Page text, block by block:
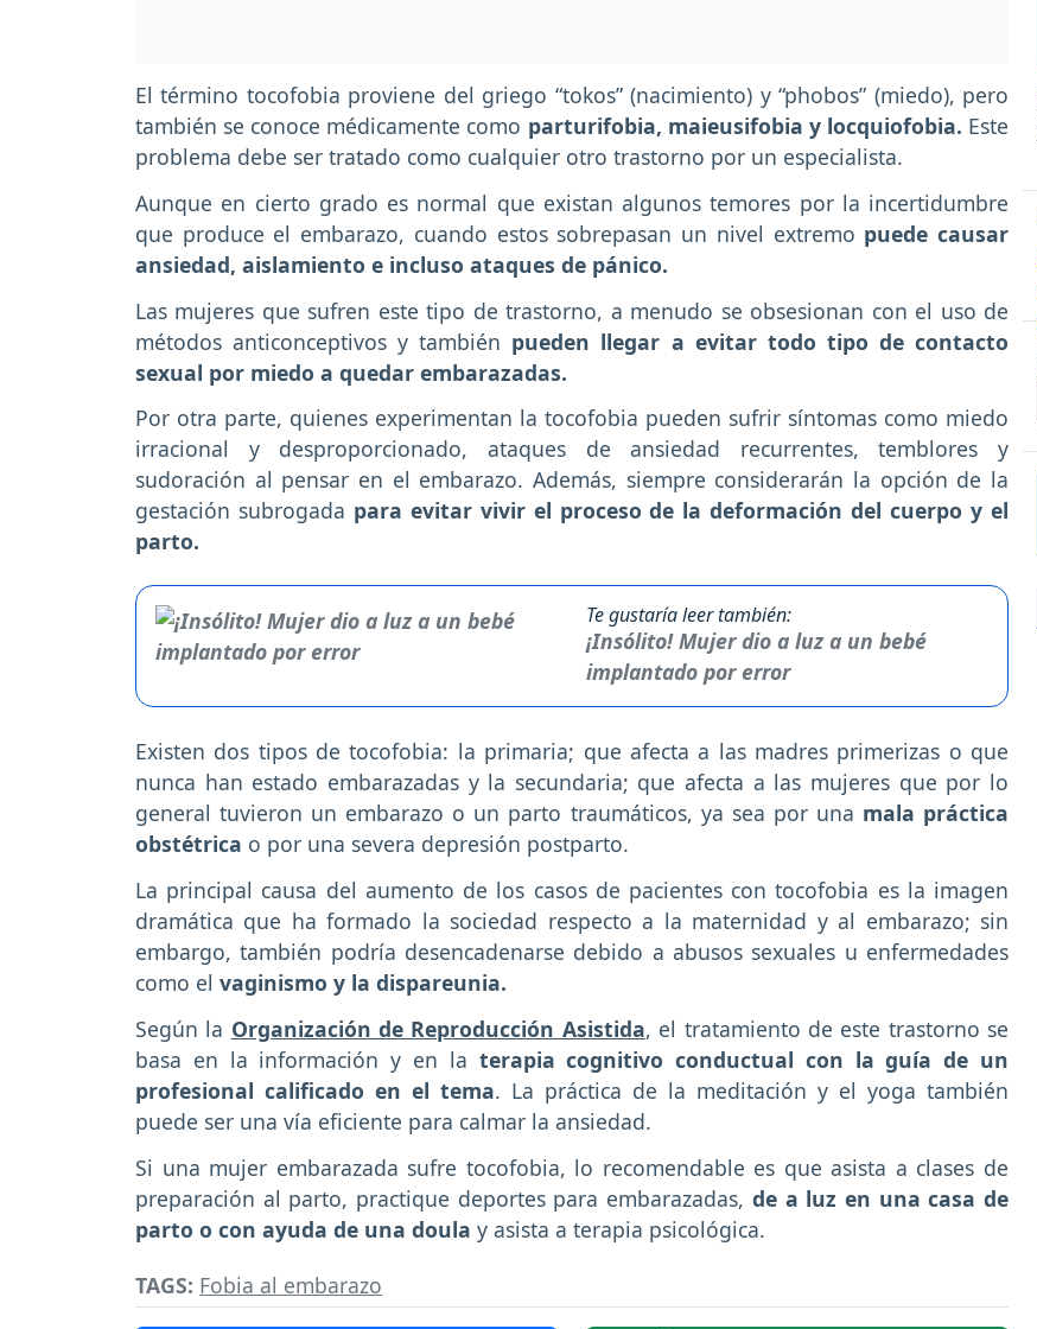
El término tocofobia proviene del griego “tokos” (nacimiento) y “phobos” (miedo), pero
también se conoce médicamente como parturifobia, maieusifobia y locquiofobia. Este
problema debe ser tratado como cualquier otro trastorno por un especialista.
Aunque en cierto grado es normal que existan algunos temores por la incertidumbre
que produce el embarazo, cuando estos sobrepasan un nivel extremo puede causar
ansiedad, aislamiento e incluso ataques de pánico.
Las mujeres que sufren este tipo de trastorno, a menudo se obsesionan con el uso de
métodos anticonceptivos y también pueden llegar a evitar todo tipo de contacto
sexual por miedo a quedar embarazadas.
Por otra parte, quienes experimentan la tocofobia pueden sufrir síntomas como miedo
irracional y desproporcionado, ataques de ansiedad recurrentes, temblores y
sudoración al pensar en el embarazo. Además, siempre considerarán la opción de la
gestación subrogada para evitar vivir el proceso de la deformación del cuerpo y el
parto.
Te gustaría leer también:
¡Insólito! Mujer dio a luz a un bebé
implantado por error
Existen dos tipos de tocofobia: la primaria; que afecta a las madres primerizas o que
nunca han estado embarazadas y la secundaria; que afecta a las mujeres que por lo
general tuvieron un embarazo o un parto traumáticos, ya sea por una mala práctica
obstétrica o por una severa depresión postparto.
La principal causa del aumento de los casos de pacientes con tocofobia es la imagen
dramática que ha formado la sociedad respecto a la maternidad y al embarazo; sin
embargo, también podría desencadenarse debido a abusos sexuales u enfermedades
como el vaginismo y la dispareunia.
Según la Organización de Reproducción Asistida, el tratamiento de este trastorno se
basa en la información y en la terapia cognitivo conductual con la guía de un
profesional calificado en el tema. La práctica de la meditación y el yoga también
puede ser una vía eficiente para calmar la ansiedad.
Si una mujer embarazada sufre tocofobia, lo recomendable es que asista a clases de
preparación al parto, practique deportes para embarazadas, de a luz en una casa de
parto o con ayuda de una doula y asista a terapia psicológica.
TAGS: Fobia al embarazo